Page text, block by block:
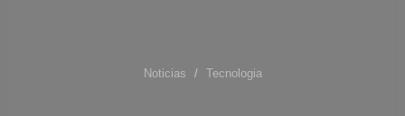
Noticias Tecnologia